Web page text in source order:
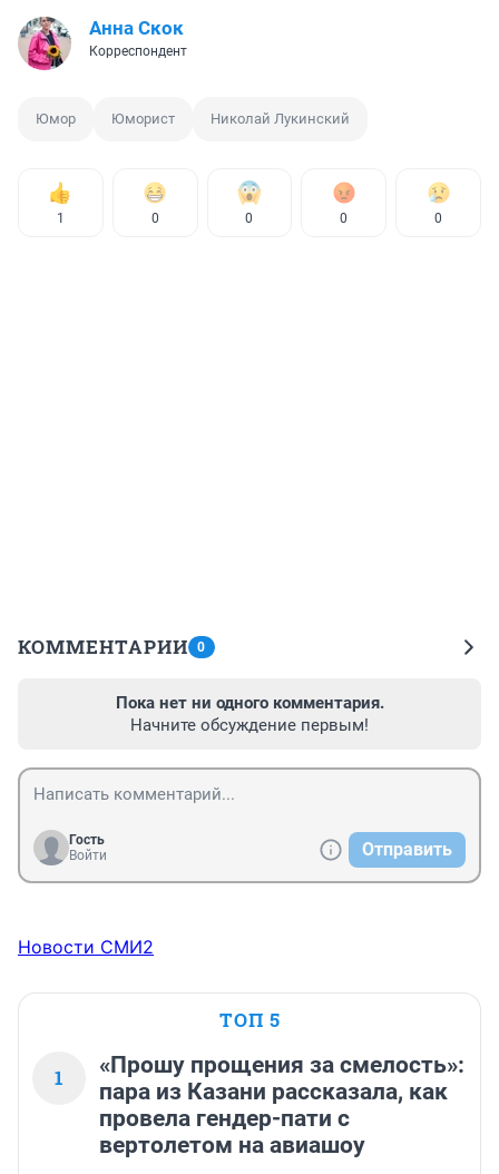
Анна Скок
Корреспондент
Юмор Юморист Николай Лукинский
1 0 0 0 0
КОММЕНТАРИИ 0
Пока нет ни одного комментария.
Начните обсуждение первым!
Гость
Войти
Отправить
Новости СМИ2
ТОП 5
1
«Прошу прощения за смелость»:
пара из Казани рассказала, как
провела гендер-пати с
вертолетом на авиашоу